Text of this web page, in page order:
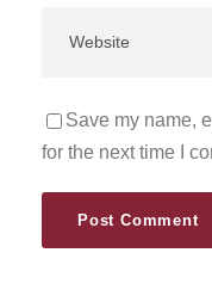
Save my name,
for the next time I